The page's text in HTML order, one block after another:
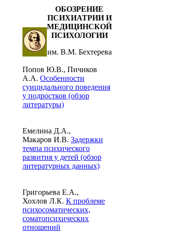
ОБОЗРЕНИЕ
ПСИХИАТРИИ И
МЕДИЦИНСКОЙ
ПСИХОЛОГИИ
им. В.М. Бехтерева
Попов Ю.В., Пичиков
А.А. Особенности
суицидального поведения
у подростков (обзор
литературы)
Емелина Д.А.,
Макаров И.В. Задержки
темпа психического
развития у детей (обзор
литературных данных)
Григорьева Е.А.,
Хохлов Л.К. К проблеме
психосоматических,
соматопсихических
отношений